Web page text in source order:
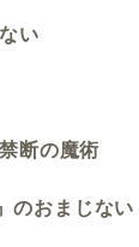
い
断の魔術
おまじない